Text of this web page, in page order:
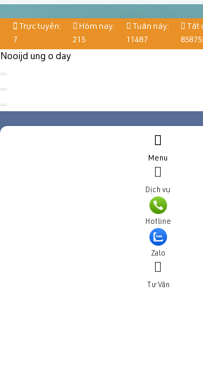
Trực tuyến:
7
Hôm nay:
215
Tuần này:
11487
Tất
Menu
Dịch vụ
Hotline
Zalo
Tư Vấn
Nooijd ung o day
TƯ VẤN